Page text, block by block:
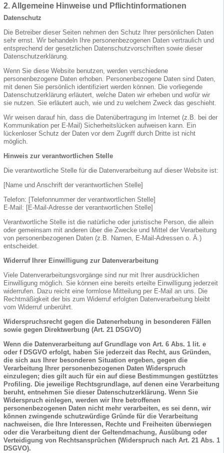
2. Allgemeine Hinweise und Pflichtinformationen
Datenschutz
Die Betreiber dieser Seiten nehmen den Schutz Ihrer persönlichen Daten
sehr ernst. Wir behandeln Ihre personenbezogenen Daten vertraulich und
entsprechend der gesetzlichen Datenschutzvorschriften sowie dieser
Datenschutzerklärung.
Wenn Sie diese Website benutzen, werden verschiedene
personenbezogene Daten erhoben. Personenbezogene Daten sind Daten,
mit denen Sie persönlich identifiziert werden können. Die vorliegende
Datenschutzerklärung erläutert, welche Daten wir erheben und wofür wir
sie nutzen. Sie erläutert auch, wie und zu welchem Zweck das geschieht.
Wir weisen darauf hin, dass die Datenübertragung im Internet (z.B. bei der
Kommunikation per E-Mail) Sicherheitslücken aufweisen kann. Ein
lückenloser Schutz der Daten vor dem Zugriff durch Dritte ist nicht
möglich.
Hinweis zur verantwortlichen Stelle
Die verantwortliche Stelle für die Datenverarbeitung auf dieser Website ist:
[Name und Anschrift der verantwortlichen Stelle]
Telefon: [Telefonnummer der verantwortlichen Stelle]
E-Mail: [E-Mail-Adresse der verantwortlichen Stelle]
Verantwortliche Stelle ist die natürliche oder juristische Person, die allein
oder gemeinsam mit anderen über die Zwecke und Mittel der Verarbeitung
von personenbezogenen Daten (z.B. Namen, E-Mail-Adressen o. Ä.)
entscheidet.
Widerruf Ihrer Einwilligung zur Datenverarbeitung
Viele Datenverarbeitungsvorgänge sind nur mit Ihrer ausdrücklichen
Einwilligung möglich. Sie können eine bereits erteilte Einwilligung jederzeit
widerrufen. Dazu reicht eine formlose Mitteilung per E-Mail an uns. Die
Rechtmäßigkeit der bis zum Widerruf erfolgten Datenverarbeitung bleibt
vom Widerruf unberührt.
Widerspruchsrecht gegen die Datenerhebung in besonderen Fällen
sowie gegen Direktwerbung (Art. 21 DSGVO)
Wenn die Datenverarbeitung auf Grundlage von Art. 6 Abs. 1 lit. e
oder f DSGVO erfolgt, haben Sie jederzeit das Recht, aus Gründen,
die sich aus Ihrer besonderen Situation ergeben, gegen die
Verarbeitung Ihrer personenbezogenen Daten Widerspruch
einzulegen; dies gilt auch für ein auf diese Bestimmungen gestütztes
Profiling. Die jeweilige Rechtsgrundlage, auf denen eine Verarbeitung
beruht, entnehmen Sie dieser Datenschutzerklärung. Wenn Sie
Widerspruch einlegen, werden wir Ihre betroffenen
personenbezogenen Daten nicht mehr verarbeiten, es sei denn, wir
können zwingende schutzwürdige Gründe für die Verarbeitung
nachweisen, die Ihre Interessen, Rechte und Freiheiten überwiegen
oder die Verarbeitung dient der Geltendmachung, Ausübung oder
Verteidigung von Rechtsansprüchen (Widerspruch nach Art. 21 Abs. 1
DSGVO).